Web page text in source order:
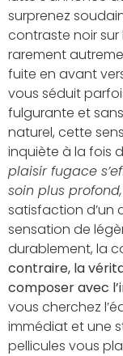
surprenez
contraste noir
rarement
fuite en avant
vous séduit
fulgurante et
naturel, cette
inquiète à la fois
plaisir fugace
soin plus
satisfaction d’un
sensation de
durablement, la
contraire, la
composer avec
vous cherchez
immédiat et une
pellicules vous